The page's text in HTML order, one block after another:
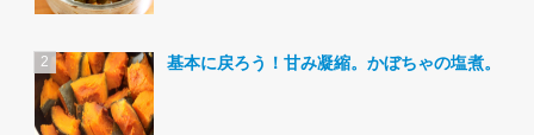
基本に戻ろう！甘み凝縮。かぼちゃの塩煮。